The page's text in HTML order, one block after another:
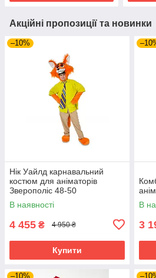
Акційні пропозиції та новинки
–10%
Нік Уайлд карнавальний
костюм для аніматорів
Зверополіс 48-50
В наявності
4 455 ₴ 4 950 ₴
Купити
В
3
–10%